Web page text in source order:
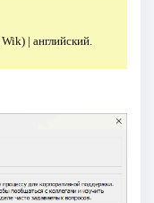
| английский.